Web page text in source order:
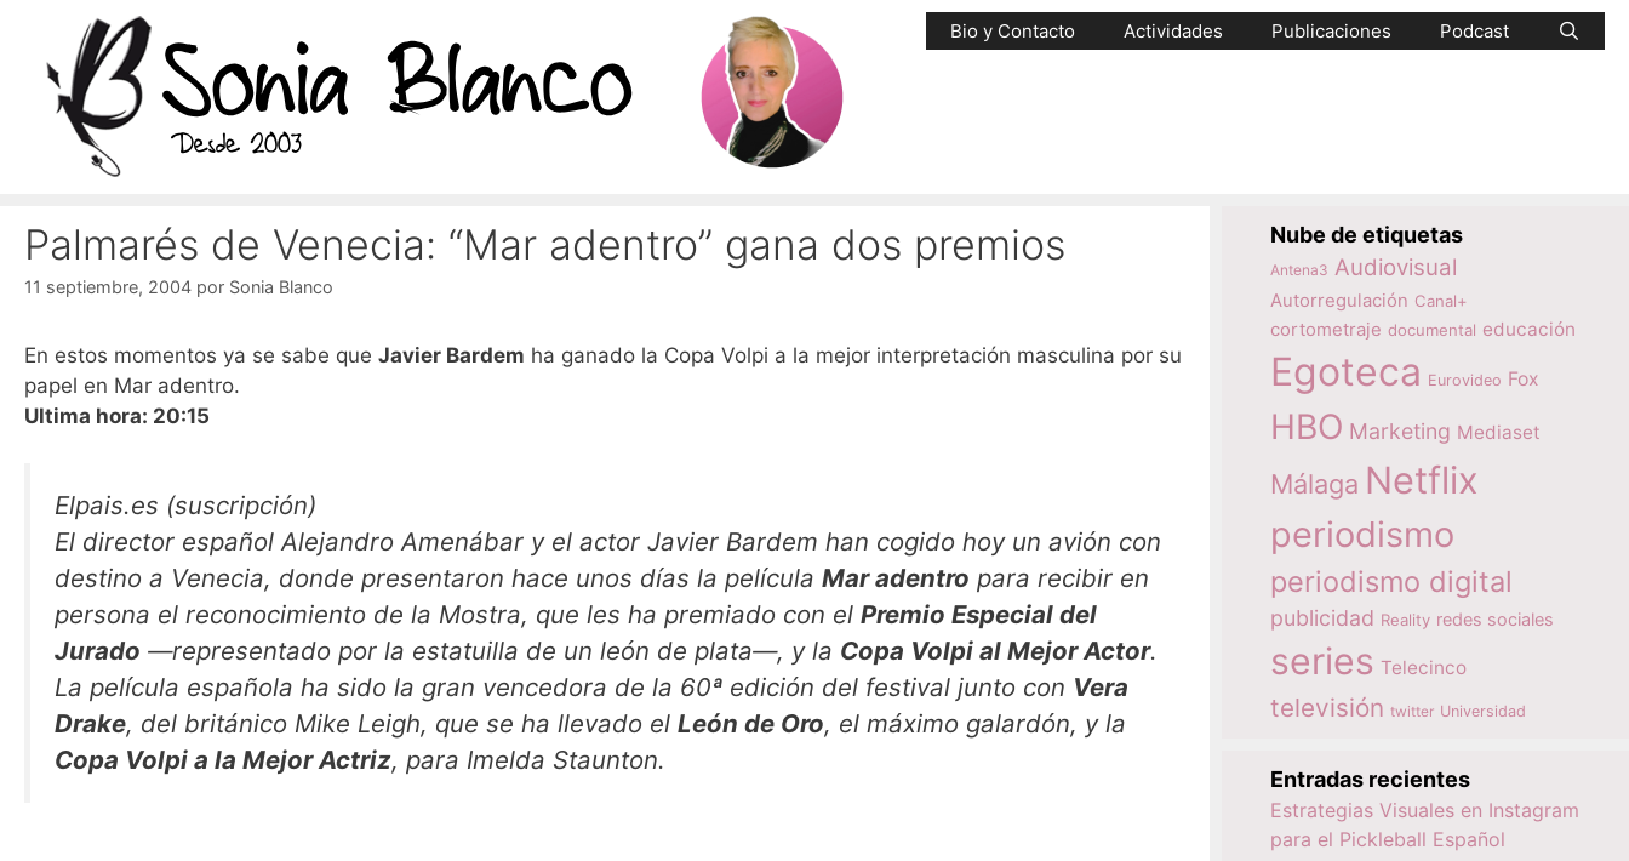
contenido
Bio y Contacto Actividades Publicaciones Podcast
Palmarés de Venecia: “Mar adentro” gana dos premios
11 septiembre, 2004 por Sonia Blanco
En estos momentos ya se sabe que Javier Bardem ha ganado la Copa Volpi a la mejor interpretación masculina por su
papel en Mar adentro.
Ultima hora: 20:15
Elpais.es (suscripción)
El director español Alejandro Amenábar y el actor Javier Bardem han cogido hoy un avión con
destino a Venecia, donde presentaron hace unos días la película Mar adentro para recibir en
persona el reconocimiento de la Mostra, que les ha premiado con el Premio Especial del
Jurado —representado por la estatuilla de un león de plata—, y la Copa Volpi al Mejor Actor.
La película española ha sido la gran vencedora de la 60ª edición del festival junto con Vera
Drake, del británico Mike Leigh, que se ha llevado el León de Oro, el máximo galardón, y la
Copa Volpi a la Mejor Actriz, para Imelda Staunton.
Nube de etiquetas
Antena3 Audiovisual
Autorregulación Canal+
cortometraje documental educación
Egoteca Eurovideo Fox
HBO Marketing Mediaset
Málaga Netflix
periodismo
periodismo digital
publicidad Reality redes sociales
series Telecinco
televisión twitter Universidad
Entradas recientes
Estrategias Visuales en Instagram
para el Pickleball Español